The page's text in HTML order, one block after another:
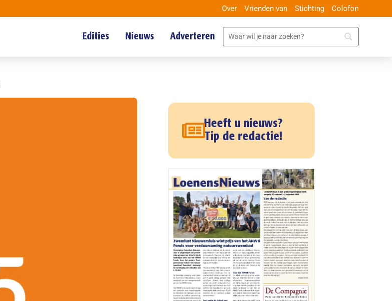
Over Vrienden van Stichting Colofon
Edities Nieuws Adverteren
Heeft u nieuws?
Tip de redactie!